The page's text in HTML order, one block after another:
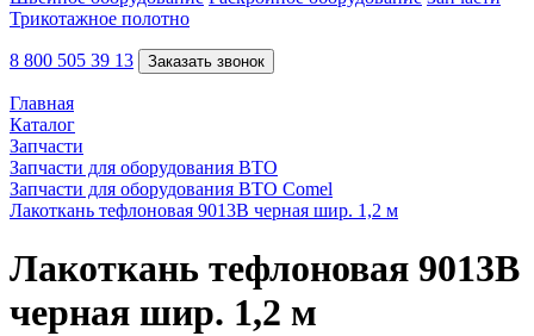
Трикотажное полотно
8 800 505 39 13 Заказать звонок
Главная
Каталог
Запчасти
Запчасти для оборудования ВТО
Запчасти для оборудования ВТО Comel
Лакоткань тефлоновая 9013B черная шир. 1,2 м
Лакоткань тефлоновая 9013B
черная шир. 1,2 м